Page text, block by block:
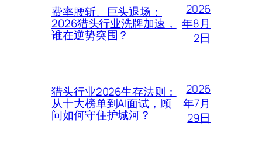
费率腰斩、巨头退场：
2026猎头行业洗牌加速，
谁在逆势突围？
2026
年8月
2日
猎头行业2026生存法则：
从十大榜单到AI面试，顾
问如何守住护城河？
2026
年7月
29日